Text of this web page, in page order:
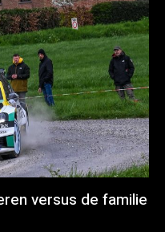
versus de familie